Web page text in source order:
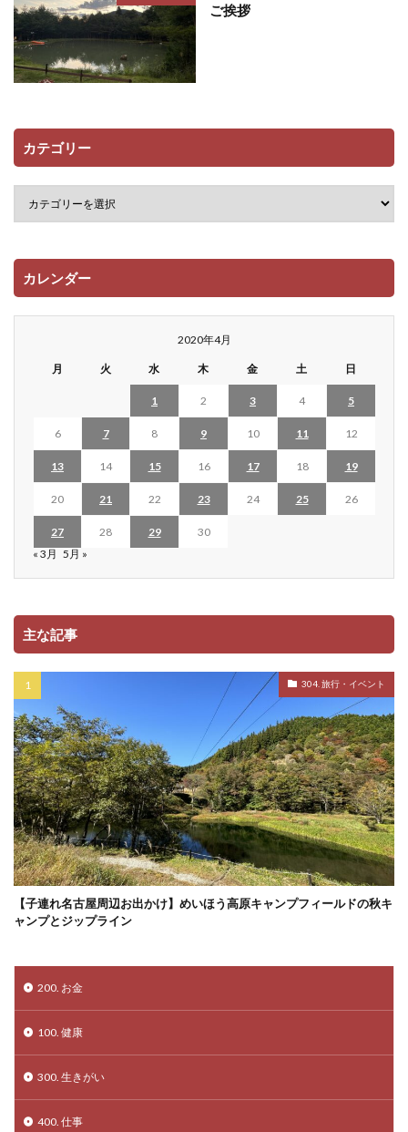
ご挨拶
カテゴリー
カレンダー
2020年4月
月 火 水 木 金 土 日
1 2 3 4 5
6 7 8 9 10 11 12
13 14 15 16 17 18 19
20 21 22 23 24 25 26
27 28 29
30
« 3月 5月 »
主な記事
304. 旅行・イベント
【子連れ名古屋周辺お出かけ】めいほう高原キャンプフィールドの秋キ
ャンプとジップライン
200. お金
100. 健康
300. 生きがい
400. 仕事